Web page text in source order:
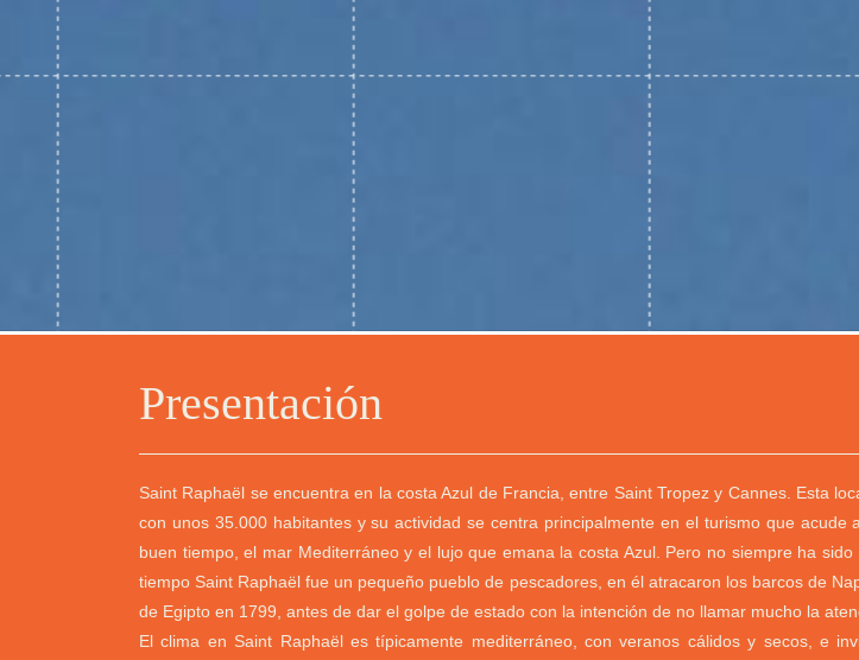
Presentación
Saint Raphaël se encuentra en la costa Azul de Francia, entre Saint Tropez y Cannes. Esta
con unos 35.000 habitantes y su actividad se centra principalmente en el turismo que acude
buen tiempo, el mar Mediterráneo y el lujo que emana la costa Azul. Pero no siempre ha
tiempo Saint Raphaël fue un pequeño pueblo de pescadores, en él atracaron los barcos de
de Egipto en 1799, antes de dar el golpe de estado con la intención de no llamar mucho la
El clima en Saint Raphaël es típicamente mediterráneo, con veranos cálidos y secos, e